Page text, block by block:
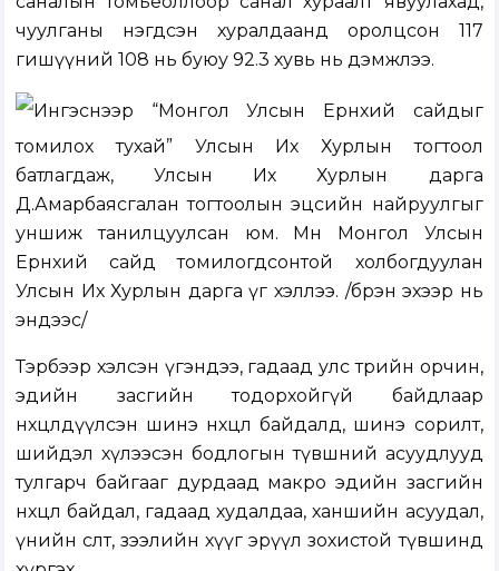
чуулганы нэгдсэн хуралдаанд оролцсон 117
гишүүний 108 нь буюу 92.3 хувь нь дэмжлээ.
Ингэснээр “Монгол Улсын Ерөнхий сайдыг
томилох тухай” Улсын Их Хурлын тогтоол
батлагдаж, Улсын Их Хурлын дарга
Д.Амарбаясгалан тогтоолын эцсийн найруулгыг
уншиж танилцуулсан юм. Мөн Монгол Улсын
Ерөнхий сайд томилогдсонтой холбогдуулан
Улсын Их Хурлын дарга үг хэллээ. /бүрэн эхээр нь
эндээс/
Тэрбээр хэлсэн үгэндээ, гадаад улс төрийн орчин,
эдийн засгийн тодорхойгүй байдлаар
нөхцөлдүүлсэн шинэ нөхцөл байдалд, шинэ сорилт,
шийдэл хүлээсэн бодлогын түвшний асуудлууд
тулгарч байгааг дурдаад макро эдийн засгийн
нөхцөл байдал, гадаад худалдаа, ханшийн асуудал,
үнийн өсөлт, зээлийн хүүг эрүүл зохистой түвшинд